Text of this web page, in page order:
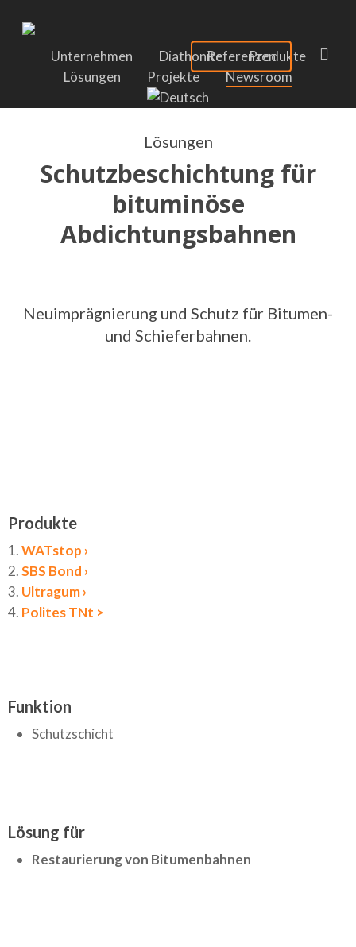
Unternehmen Diathonite
Produkte
Lösungen
Projekte Newsroom
Referenzen
Lösungen
Schutzbeschichtung für
bituminöse
Abdichtungsbahnen
Neuimprägnierung und Schutz für Bitumen-
und Schieferbahnen.
Produkte
1.WATstop ›
2.SBS Bond ›
3. Ultragum ›
4. Polites TNt >
Funktion
Schutzschicht
Lösung für
Restaurierung von Bitumenbahnen